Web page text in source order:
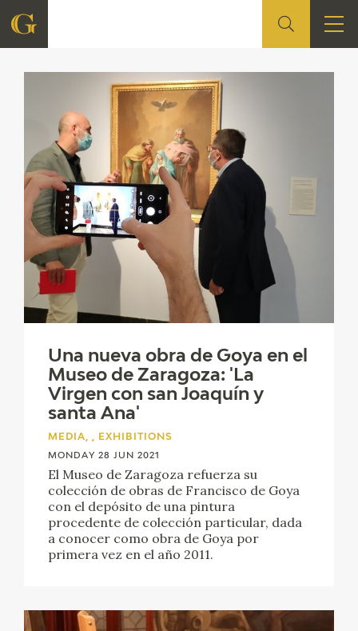
FOUNDATION
QUIENES SOMOS
CIDG
CORPORATE ACTION
SEDE
ACTIVIDADES
Una nueva obra de Goya en el
Museo de Zaragoza: 'La
Virgen con san Joaquín y
santa Ana'
MEDIA, , EXHIBITIONS
MONDAY 28 JUN 2021
El Museo de Zaragoza refuerza su
colección de obras de Francisco de Goya
con el depósito de una pintura
procedente de colección particular, dada
a conocer como obra de Goya por
primera vez en el año 2011.